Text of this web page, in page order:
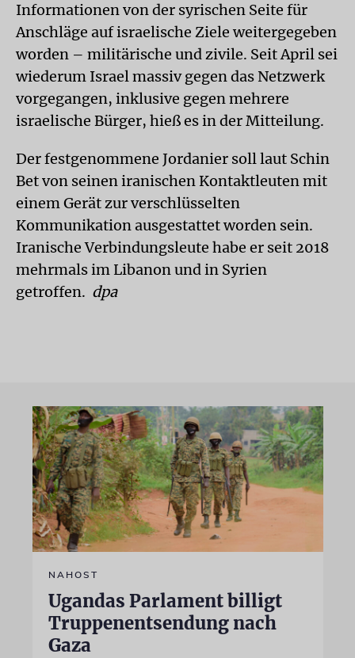
Informationen von der syrischen Seite für
Anschläge auf israelische Ziele weitergegeben
worden – militärische und zivile. Seit April sei
wiederum Israel massiv gegen das Netzwerk
vorgegangen, inklusive gegen mehrere
israelische Bürger, hieß es in der Mitteilung.
Der festgenommene Jordanier soll laut Schin
Bet von seinen iranischen Kontaktleuten mit
einem Gerät zur verschlüsselten
Kommunikation ausgestattet worden sein.
Iranische Verbindungsleute habe er seit 2018
mehrmals im Libanon und in Syrien
getroffen. dpa
NAHOST
Ugandas Parlament billigt
Truppenentsendung nach
Gaza